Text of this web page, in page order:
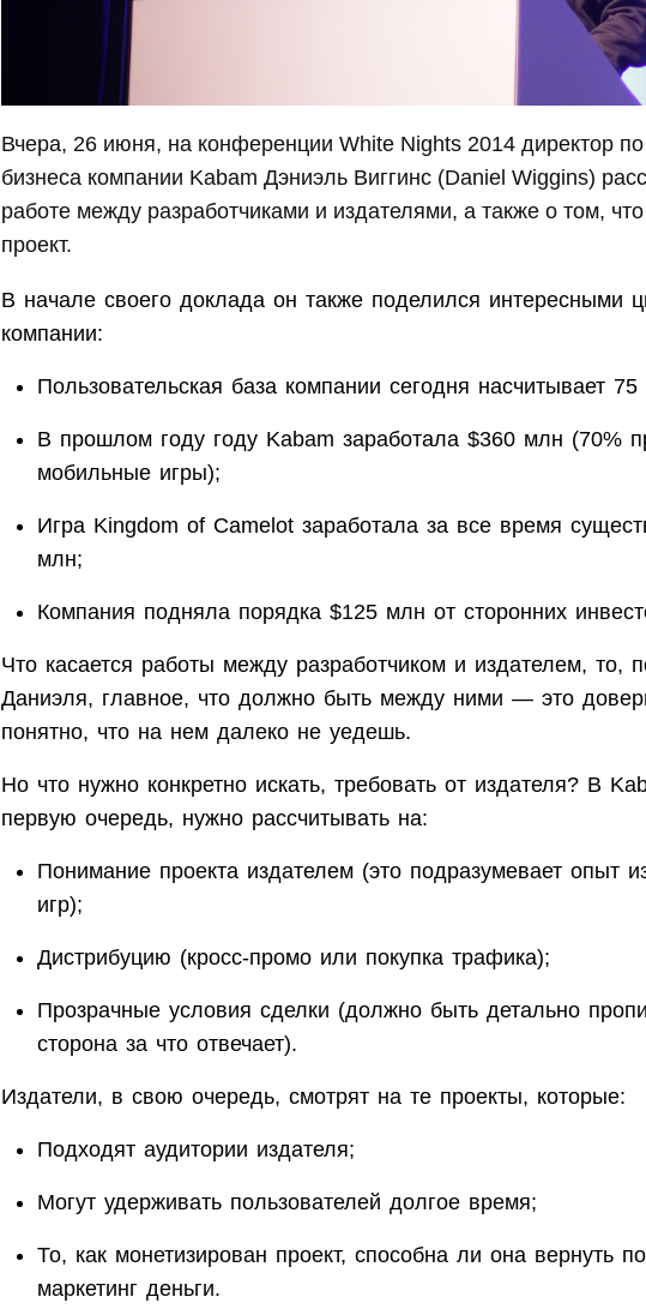
Вчера, 26 июня, на конференции White Nights 2014 директор
бизнеса компании Kabam Дэниэль Виггинс (Daniel Wiggins)
работе между разработчиками и издателями, а также о том,
проект.
В начале своего доклада он также поделился интересными
компании:
Пользовательская база компании сегодня насчитывает
В прошлом году году Kabam заработала $360 млн (70%
мобильные игры);
Игра Kingdom of Camelot заработала за все время
млн;
Компания подняла порядка $125 млн от сторонних
Что касается работы между разработчиком и издателем, то,
Даниэля, главное, что должно быть между ними — это
понятно, что на нем далеко не уедешь.
Но что нужно конкретно искать, требовать от издателя? В
первую очередь, нужно рассчитывать на:
Понимание проекта издателем (это подразумевает опыт
игр);
Дистрибуцию (кросс-промо или покупка трафика);
Прозрачные условия сделки (должно быть детально
сторона за что отвечает).
Издатели, в свою очередь, смотрят на те проекты, которые:
Подходят аудитории издателя;
Могут удерживать пользователей долгое время;
То, как монетизирован проект, способна ли она вернуть
маркетинг деньги.